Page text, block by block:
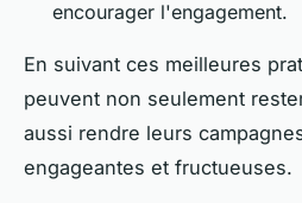
encourager l'engagement.
En suivant ces meilleures
peuvent non seulement
aussi rendre leurs
engageantes et fructueuses.